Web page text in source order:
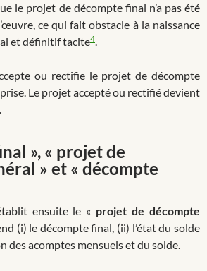
le projet de décompte final n’a pas été
ce qui fait obstacle à la naissance
et définitif tacite4.
ou rectifie le projet de décompte
Le projet accepté ou rectifié devient
.
», « projet de
» et « décompte
ensuite le « projet de décompte
(i) le décompte final, (ii) l’état du solde
des acomptes mensuels et du solde.